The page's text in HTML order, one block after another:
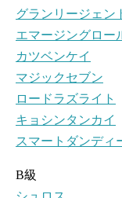
グランリージェン
エマージングロー
カツベンケイ
マジックセブン
ロードラズライト
キョシンタンカイ
スマートダンディ
B級